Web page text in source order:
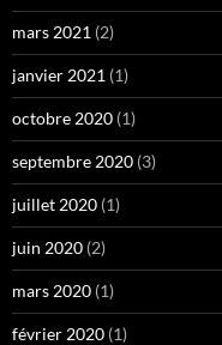
mars 2021 (2)
janvier 2021 (1)
octobre 2020 (1)
septembre 2020 (3)
juillet 2020 (1)
juin 2020 (2)
mars 2020 (1)
février 2020 (1)